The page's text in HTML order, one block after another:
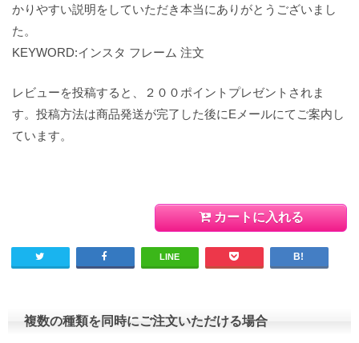
かりやすい説明をしていただき本当にありがとうございまし
た。
KEYWORD:インスタ フレーム 注文
レビューを投稿すると、２００ポイントプレゼントされま
す。投稿方法は商品発送が完了した後にEメールにてご案内し
ています。
カートに入れる
LINE
複数の種類を同時にご注文いただける場合